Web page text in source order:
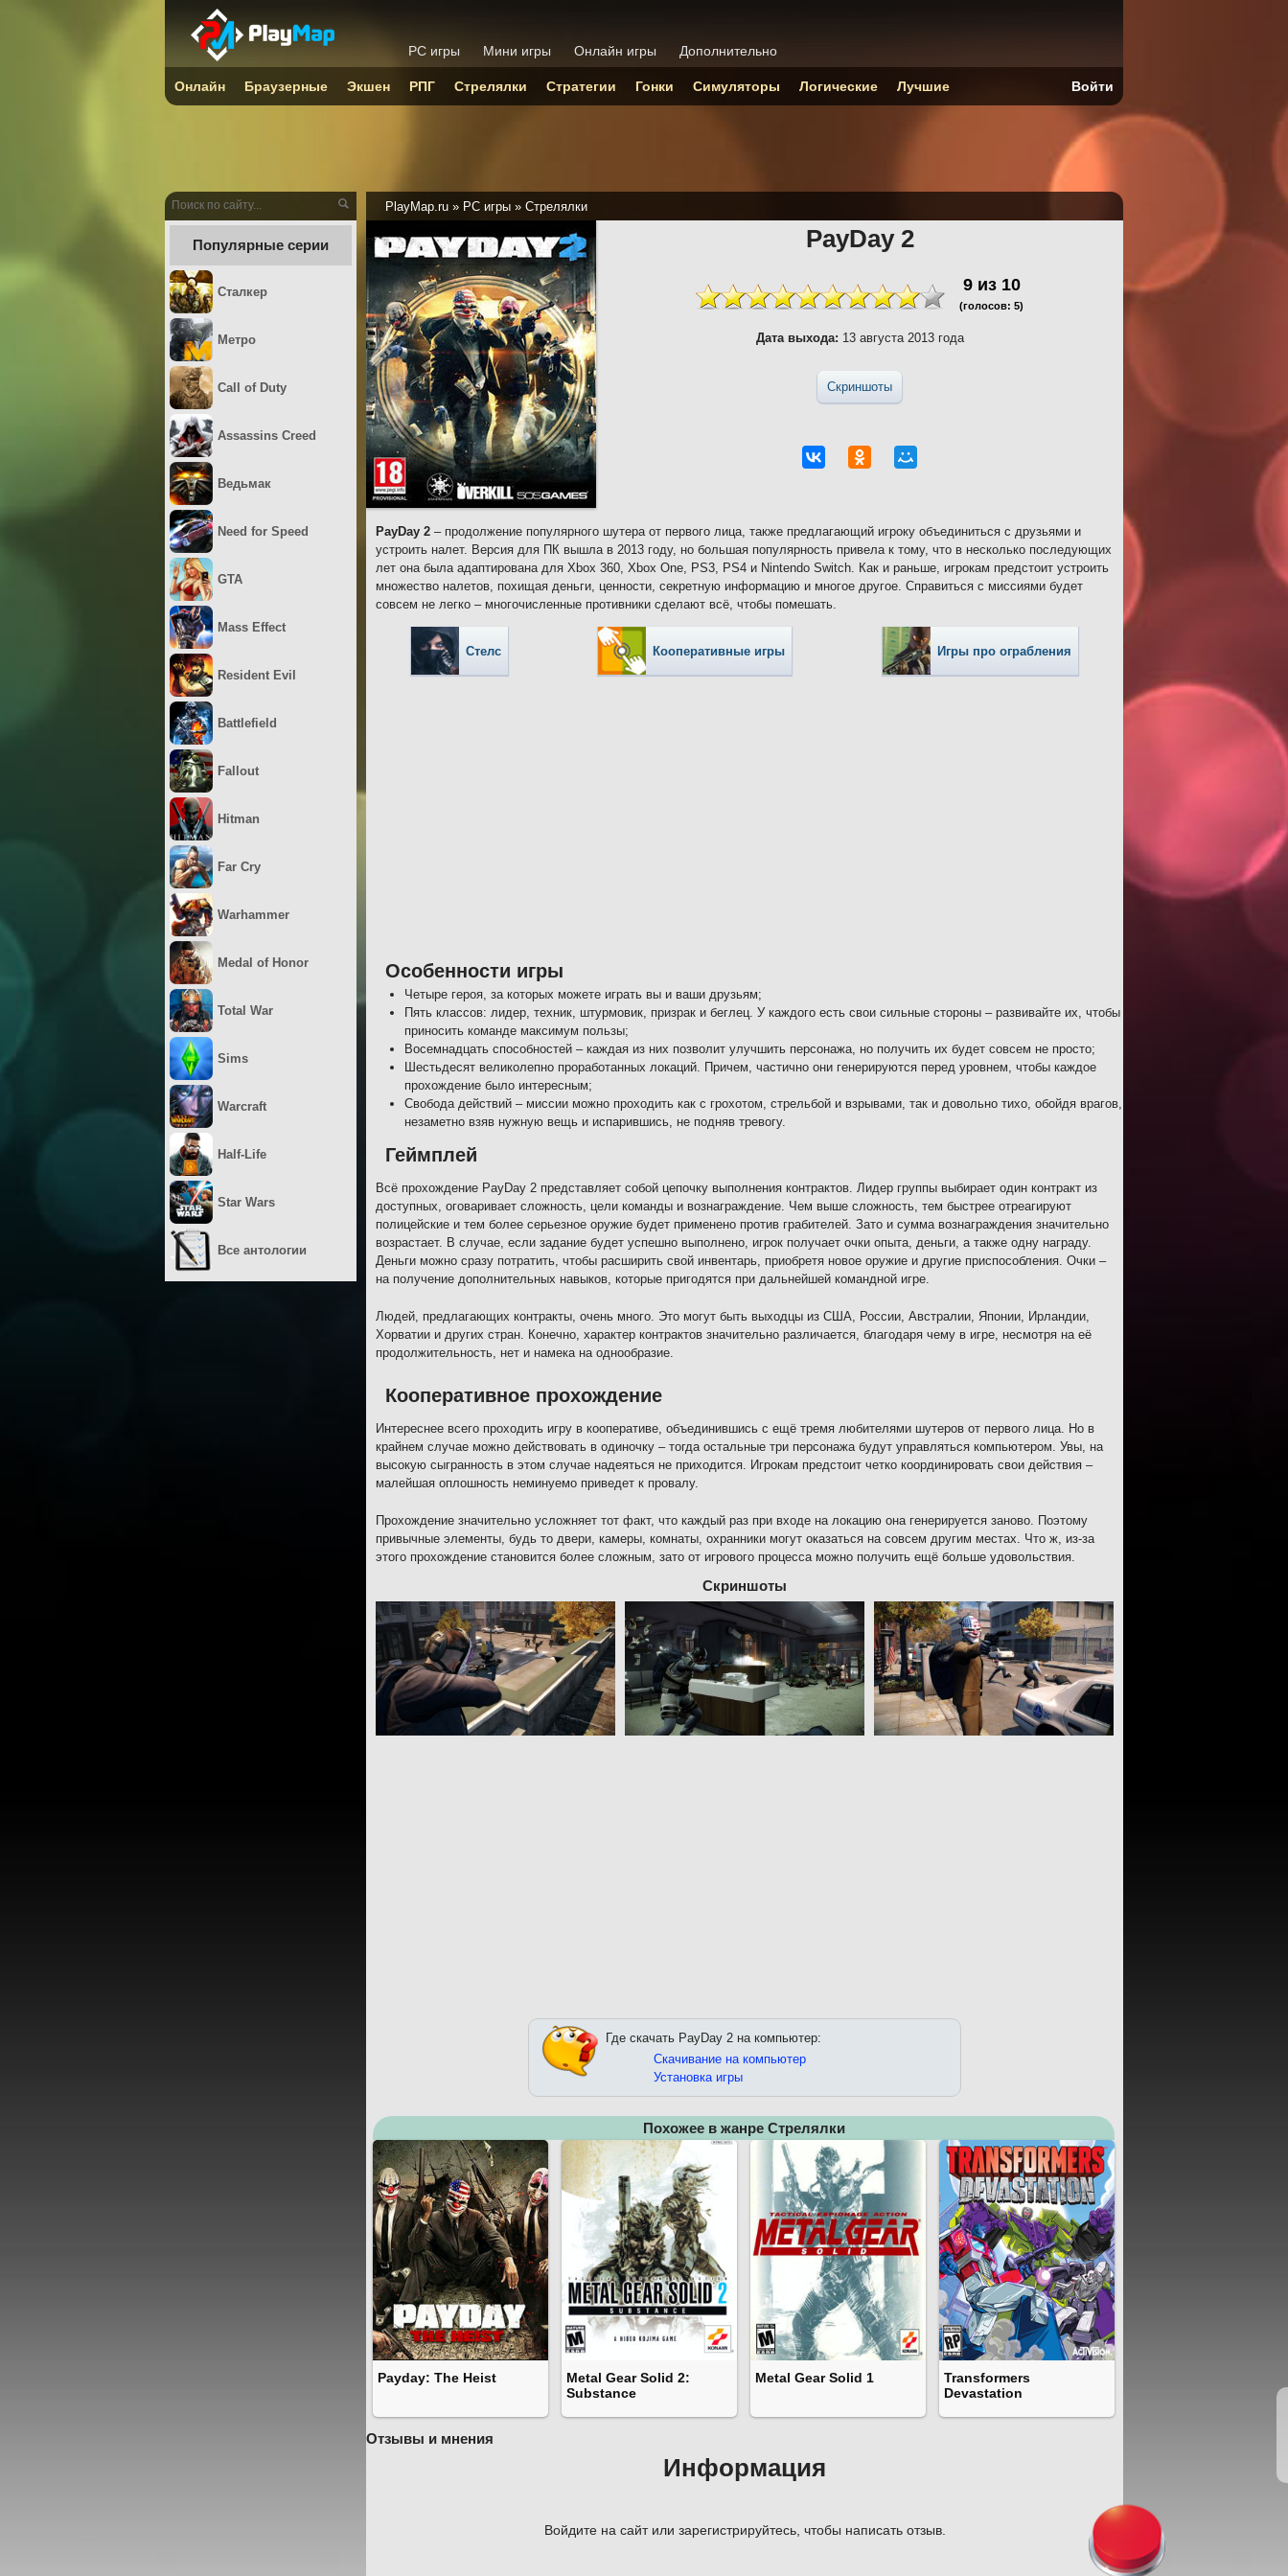
PlayMap.ru » PC игры » Стрелялки
PayDay 2
9из 10
(голосов: 5)
Дата выхода: 13 августа 2013 года
Скриншоты
PayDay 2 – продолжение популярного шутера от первого лица, также предлагающий игроку объединиться с друзьями и
устроить налет. Версия для ПК вышла в 2013 году, но большая популярность привела к тому, что в несколько последующих
лет она была адаптирована для Xbox 360, Xbox One, PS3, PS4 и Nintendo Switch. Как и раньше, игрокам предстоит устроить
множество налетов, похищая деньги, ценности, секретную информацию и многое другое. Справиться с миссиями будет
совсем не легко – многочисленные противники сделают всё, чтобы помешать.
Стелс Кооперативные игры Игры про ограбления
Особенности игры
Четыре героя, за которых можете играть вы и ваши друзьям;
Пять классов: лидер, техник, штурмовик, призрак и беглец. У каждого есть свои сильные стороны – развивайте их, чтобы
приносить команде максимум пользы;
Восемнадцать способностей – каждая из них позволит улучшить персонажа, но получить их будет совсем не просто;
Шестьдесят великолепно проработанных локаций. Причем, частично они генерируются перед уровнем, чтобы каждое
прохождение было интересным;
Свобода действий – миссии можно проходить как с грохотом, стрельбой и взрывами, так и довольно тихо, обойдя врагов,
незаметно взяв нужную вещь и испарившись, не подняв тревогу.
Геймплей
Всё прохождение PayDay 2 представляет собой цепочку выполнения контрактов. Лидер группы выбирает один контракт из
доступных, оговаривает сложность, цели команды и вознаграждение. Чем выше сложность, тем быстрее отреагируют
полицейские и тем более серьезное оружие будет применено против грабителей. Зато и сумма вознаграждения значительно
возрастает. В случае, если задание будет успешно выполнено, игрок получает очки опыта, деньги, а также одну награду.
Деньги можно сразу потратить, чтобы расширить свой инвентарь, приобретя новое оружие и другие приспособления. Очки –
на получение дополнительных навыков, которые пригодятся при дальнейшей командной игре.
Людей, предлагающих контракты, очень много. Это могут быть выходцы из США, России, Австралии, Японии, Ирландии,
Хорватии и других стран. Конечно, характер контрактов значительно различается, благодаря чему в игре, несмотря на её
продолжительность, нет и намека на однообразие.
Кооперативное прохождение
Интереснее всего проходить игру в кооперативе, объединившись с ещё тремя любителями шутеров от первого лица. Но в
крайнем случае можно действовать в одиночку – тогда остальные три персонажа будут управляться компьютером. Увы, на
высокую сыгранность в этом случае надеяться не приходится. Игрокам предстоит четко координировать свои действия –
малейшая оплошность неминуемо приведет к провалу.
Прохождение значительно усложняет тот факт, что каждый раз при входе на локацию она генерируется заново. Поэтому
привычные элементы, будь то двери, камеры, комнаты, охранники могут оказаться на совсем другим местах. Что ж, из-за
этого прохождение становится более сложным, зато от игрового процесса можно получить ещё больше удовольствия.
Скриншоты
Где скачать PayDay 2 на компьютер:
Скачивание на компьютер
Установка игры
Похожее в жанре Стрелялки
Payday: The Heist
Metal Gear Solid 2:
Substance
Metal Gear Solid 1
Transformers
Devastation
Отзывы и мнения
Информация
Войдите на сайт или зарегистрируйтесь, чтобы написать отзыв.
Популярные серии
Сталкер
Метро
Call of Duty
Assassins Creed
Ведьмак
Need for Speed
GTA
Mass Effect
Resident Evil
Battlefield
Fallout
Hitman
Far Cry
Warhammer
Medal of Honor
Total War
Sims
Warcraft
Half-Life
Star Wars
Все антологии
PC игры Мини игры Онлайн игры Дополнительно
Онлайн Браузерные Экшен РПГ Стрелялки Стратегии Гонки Симуляторы Логические Лучшие Войти